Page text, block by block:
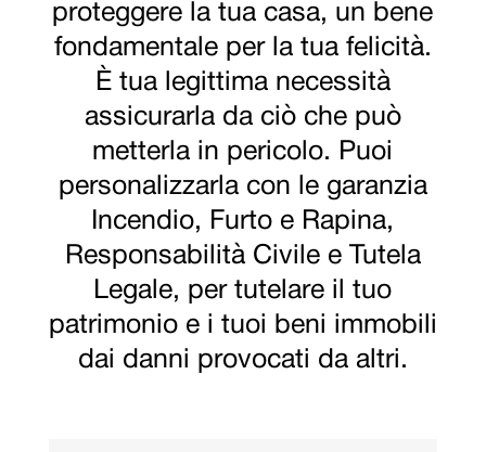
proteggere la tua casa, un bene
fondamentale per la tua felicità.
È tua legittima necessità
assicurarla da ciò che può
metterla in pericolo. Puoi
personalizzarla con le garanzia
Incendio, Furto e Rapina,
Responsabilità Civile e Tutela
Legale, per tutelare il tuo
patrimonio e i tuoi beni immobili
dai danni provocati da altri.